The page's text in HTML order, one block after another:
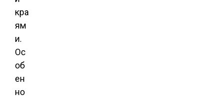
кра
ям
и.
Ос
об
ен
но